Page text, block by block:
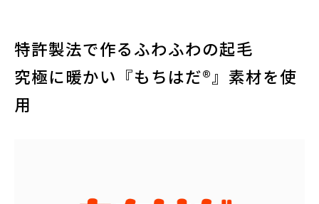
特許製法で作るふわふわの起毛
究極に暖かい『もちはだ®︎』素材を使
用